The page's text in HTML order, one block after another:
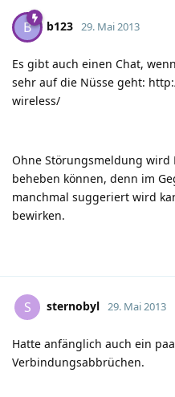
B b123 29. Mai 2013
Es gibt auch einen Chat,
sehr auf die Nüsse geht:
wireless/
Ohne Störungsmeldung wird
beheben können, denn im
manchmal suggeriert wird
bewirken.
S sternobyl 29. Mai 2013
Hatte anfänglich auch ein
Verbindungsabbrüchen.